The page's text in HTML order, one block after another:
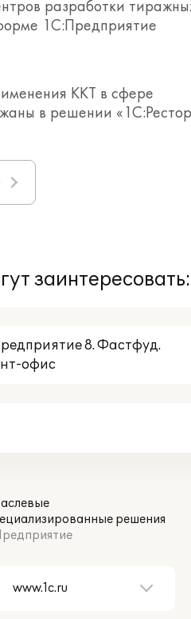
разработки
1С:Предприятие
ККТ в сфере
в решении
заинтересовать:
8. Фастфуд.
офис
решения